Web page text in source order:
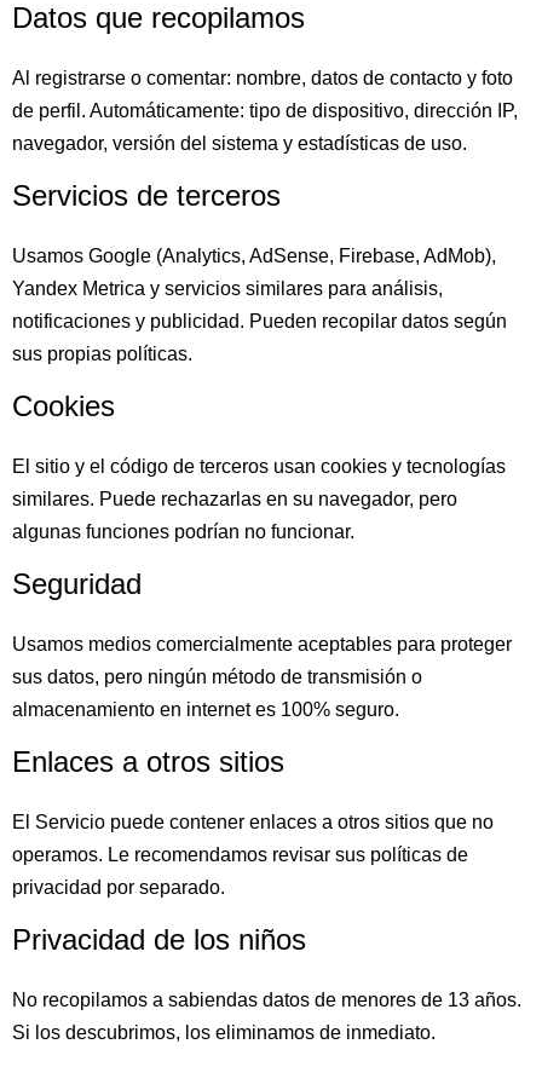
Datos que recopilamos
Al registrarse o comentar: nombre, datos de contacto y foto
de perfil. Automáticamente: tipo de dispositivo, dirección IP,
navegador, versión del sistema y estadísticas de uso.
Servicios de terceros
Usamos Google (Analytics, AdSense, Firebase, AdMob),
Yandex Metrica y servicios similares para análisis,
notificaciones y publicidad. Pueden recopilar datos según
sus propias políticas.
Cookies
El sitio y el código de terceros usan cookies y tecnologías
similares. Puede rechazarlas en su navegador, pero
algunas funciones podrían no funcionar.
Seguridad
Usamos medios comercialmente aceptables para proteger
sus datos, pero ningún método de transmisión o
almacenamiento en internet es 100% seguro.
Enlaces a otros sitios
El Servicio puede contener enlaces a otros sitios que no
operamos. Le recomendamos revisar sus políticas de
privacidad por separado.
Privacidad de los niños
No recopilamos a sabiendas datos de menores de 13 años.
Si los descubrimos, los eliminamos de inmediato.